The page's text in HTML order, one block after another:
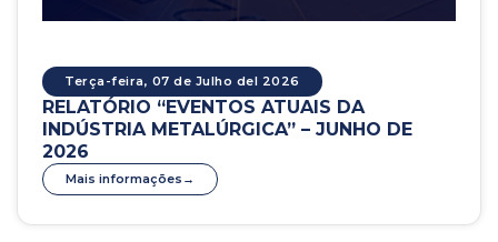
Terça-feira, 07 de Julho del 2026
RELATÓRIO “EVENTOS ATUAIS DA
INDÚSTRIA METALÚRGICA” – JUNHO DE
2026
Mais informações